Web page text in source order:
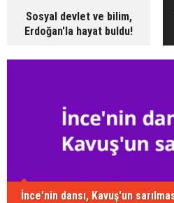
Sosyal devlet ve bilim,
Erdoğan'la hayat buldu!
İnce'nin dansı, Kavuş'un